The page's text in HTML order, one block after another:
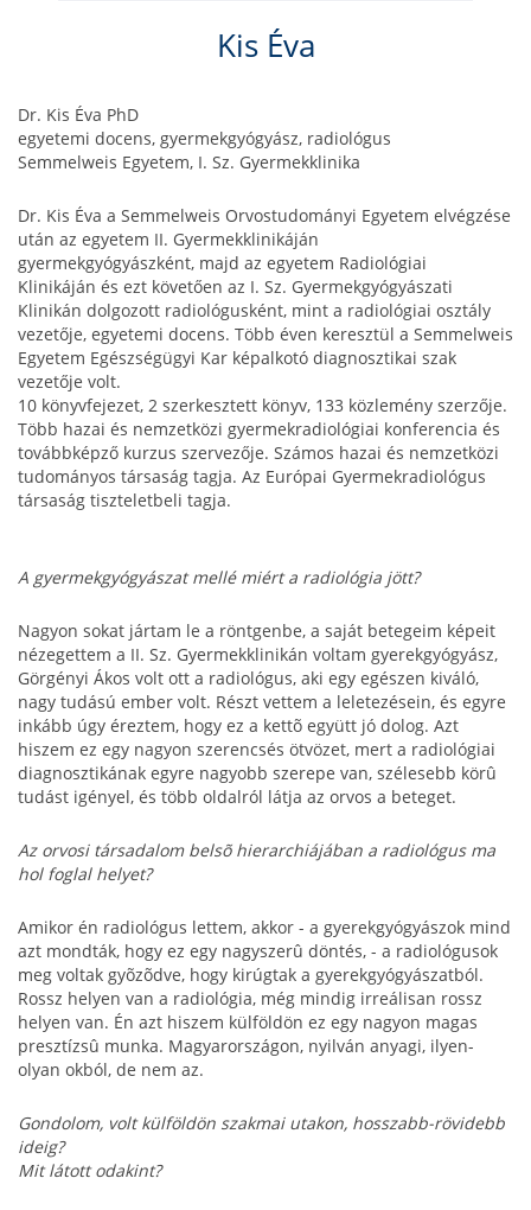
Kis Éva
Dr. Kis Éva PhD
egyetemi docens, gyermekgyógyász, radiológus
Semmelweis Egyetem, I. Sz. Gyermekklinika
Dr. Kis Éva a Semmelweis Orvostudományi Egyetem elvégzése
után az egyetem II. Gyermekklinikáján
gyermekgyógyászként, majd az egyetem Radiológiai
Klinikáján és ezt követően az I. Sz. Gyermekgyógyászati
Klinikán dolgozott radiológusként, mint a radiológiai osztály
vezetője, egyetemi docens. Több éven keresztül a Semmelweis
Egyetem Egészségügyi Kar képalkotó diagnosztikai szak
vezetője volt.
10 könyvfejezet, 2 szerkesztett könyv, 133 közlemény szerzője.
Több hazai és nemzetközi gyermekradiológiai konferencia és
továbbképző kurzus szervezője. Számos hazai és nemzetközi
tudományos társaság tagja. Az Európai Gyermekradiológus
társaság tiszteletbeli tagja.
A gyermekgyógyászat mellé miért a radiológia jött?
Nagyon sokat jártam le a röntgenbe, a saját betegeim képeit
nézegettem a II. Sz. Gyermekklinikán voltam gyerekgyógyász,
Görgényi Ákos volt ott a radiológus, aki egy egészen kiváló,
nagy tudású ember volt. Részt vettem a leletezésein, és egyre
inkább úgy éreztem, hogy ez a kettõ együtt jó dolog. Azt
hiszem ez egy nagyon szerencsés ötvözet, mert a radiológiai
diagnosztikának egyre nagyobb szerepe van, szélesebb körû
tudást igényel, és több oldalról látja az orvos a beteget.
Az orvosi társadalom belsõ hierarchiájában a radiológus ma
hol foglal helyet?
Amikor én radiológus lettem, akkor - a gyerekgyógyászok mind
azt mondták, hogy ez egy nagyszerû döntés, - a radiológusok
meg voltak gyõzõdve, hogy kirúgtak a gyerekgyógyászatból.
Rossz helyen van a radiológia, még mindig irreálisan rossz
helyen van. Én azt hiszem külföldön ez egy nagyon magas
presztízsû munka. Magyarországon, nyilván anyagi, ilyen-
olyan okból, de nem az.
Gondolom, volt külföldön szakmai utakon, hosszabb-rövidebb
ideig?
Mit látott odakint?